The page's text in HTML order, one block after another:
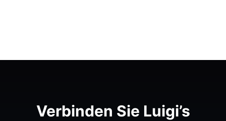
Verbinden Sie Luigi’s